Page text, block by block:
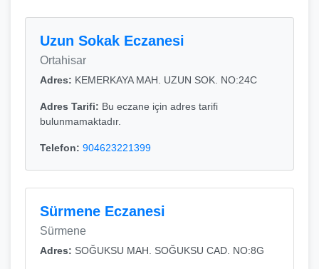
Uzun Sokak Eczanesi
Ortahisar
Adres: KEMERKAYA MAH. UZUN SOK. NO:24C
Adres Tarifi: Bu eczane için adres tarifi
bulunmamaktadır.
Telefon: 904623221399
Sürmene Eczanesi
Sürmene
Adres: SOĞUKSU MAH. SOĞUKSU CAD. NO:8G